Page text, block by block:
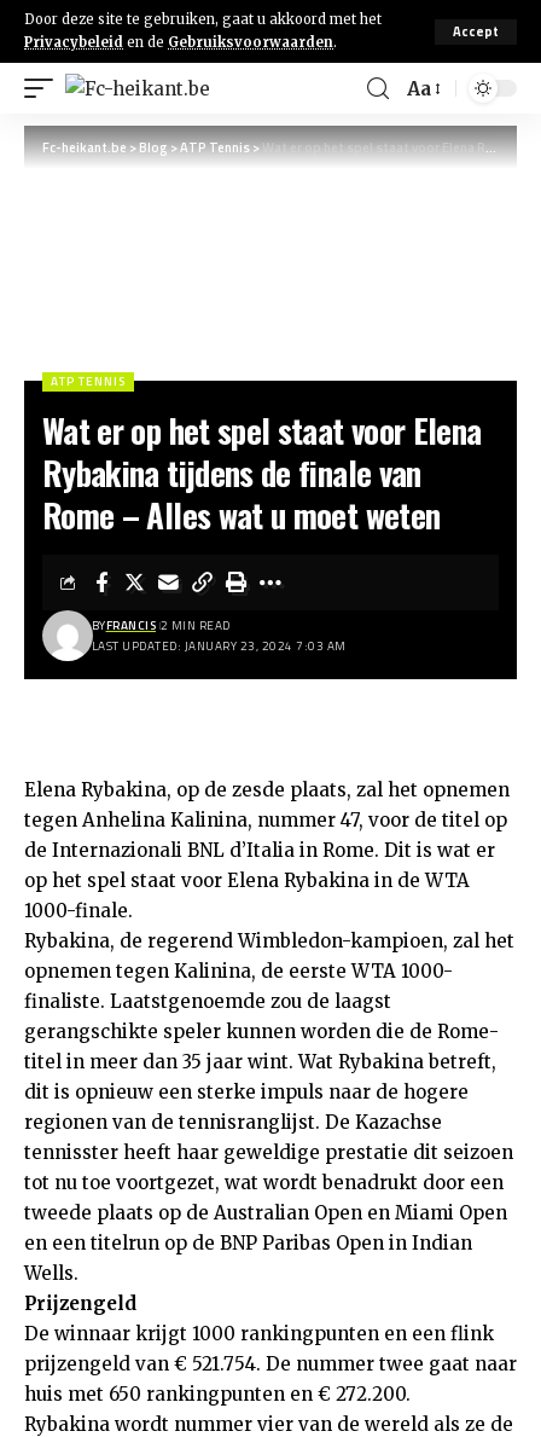
Door deze site te gebruiken, gaat u akkoord met het
Privacybeleid en de Gebruiksvoorwaarden.
Accept
Aa
Fc-heikant.be>Blog>ATP Tennis>Wat er op het spel staat voor Elena Rybakina tijdens de finale van Rome – Alles wat u moet weten
ATP TENNIS
Wat er op het spel staat voor Elena
Rybakina tijdens de finale van
Rome – Alles wat u moet weten
LAST UPDATED: JANUARY 23, 2024 7:03 AM
BYFRANCIS 2 MIN READ
Elena Rybakina, op de zesde plaats, zal het opnemen
tegen Anhelina Kalinina, nummer 47, voor de titel op
de Internazionali BNL d’Italia in Rome. Dit is wat er
op het spel staat voor Elena Rybakina in de WTA
1000-finale.
Rybakina, de regerend Wimbledon-kampioen, zal het
opnemen tegen Kalinina, de eerste WTA 1000-
finaliste. Laatstgenoemde zou de laagst
gerangschikte speler kunnen worden die de Rome-
titel in meer dan 35 jaar wint. Wat Rybakina betreft,
dit is opnieuw een sterke impuls naar de hogere
regionen van de tennisranglijst. De Kazachse
tennisster heeft haar geweldige prestatie dit seizoen
tot nu toe voortgezet, wat wordt benadrukt door een
tweede plaats op de Australian Open en Miami Open
en een titelrun op de BNP Paribas Open in Indian
Wells.
Prijzengeld
De winnaar krijgt 1000 rankingpunten en een flink
prijzengeld van € 521.754. De nummer twee gaat naar
huis met 650 rankingpunten en € 272.200.
Rybakina wordt nummer vier van de wereld als ze de